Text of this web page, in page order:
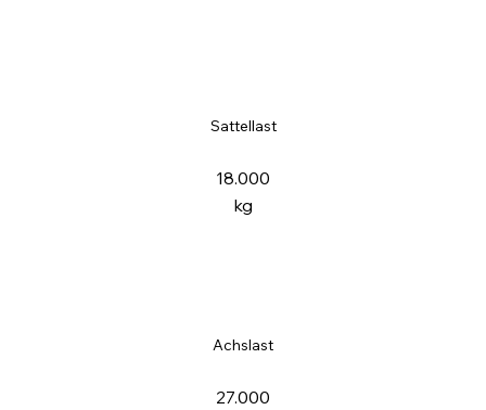
Sattellast
18.000
kg
Achslast
27.000